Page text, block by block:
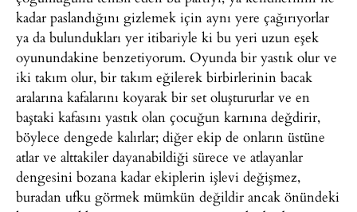
kadar paslandığını gizlemek için aynı yere çağırıyorlar
ya da bulundukları yer itibariyle ki bu yeri uzun eşek
oyunundakine benzetiyorum. Oyunda bir yastık olur ve
iki takım olur, bir takım eğilerek birbirlerinin bacak
aralarına kafalarını koyarak bir set oluştururlar ve en
baştaki kafasını yastık olan çocuğun karnına değdirir,
böylece dengede kalırlar; diğer ekip de onların üstüne
atlar ve alttakiler dayanabildiği sürece ve atlayanlar
dengesini bozana kadar ekiplerin işlevi değişmez,
buradan ufku görmek mümkün değildir ancak önündeki